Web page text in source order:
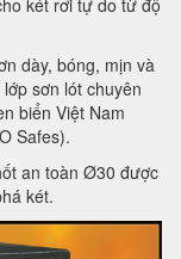
két rơi tự do từ độ
dày, bóng, mịn và
sơn lót chuyên
biển Việt Nam
Safes).
an toàn Ø30 được
két.